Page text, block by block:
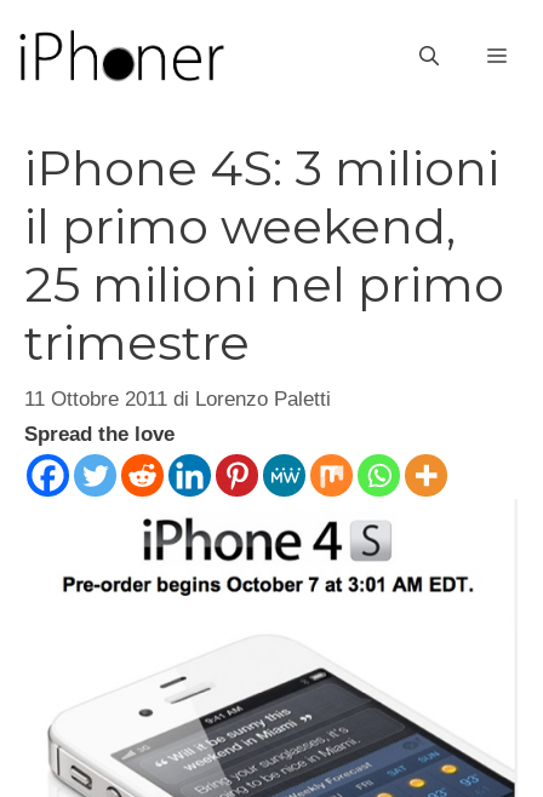
contenuto
iPhone 4S: 3 milioni
il primo weekend,
25 milioni nel primo
trimestre
11 Ottobre 2011 di Lorenzo Paletti
Spread the love